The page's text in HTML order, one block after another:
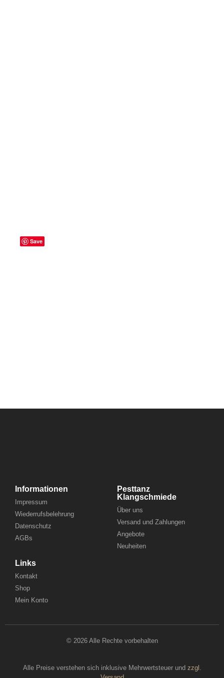
Informationen
Impressum
Wiederrufsbelehrung
Datenschutz
AGBs
Pesttanz
Klangschmiede
Über uns
Versand und Zahlungen
Angebote
Neuheiten
Links
Kontakt
Shop
Mein Konto
© 2026 Alle Rechte vorbehalten
Alle Preise verstehen sich inklusive Mehrwertsteuer und zzgl.